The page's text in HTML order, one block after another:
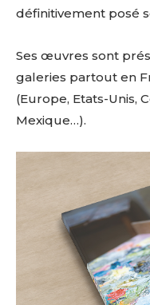
définitivement posé
Ses œuvres sont
galeries partout en
(Europe, Etats-Unis,
Mexique…).